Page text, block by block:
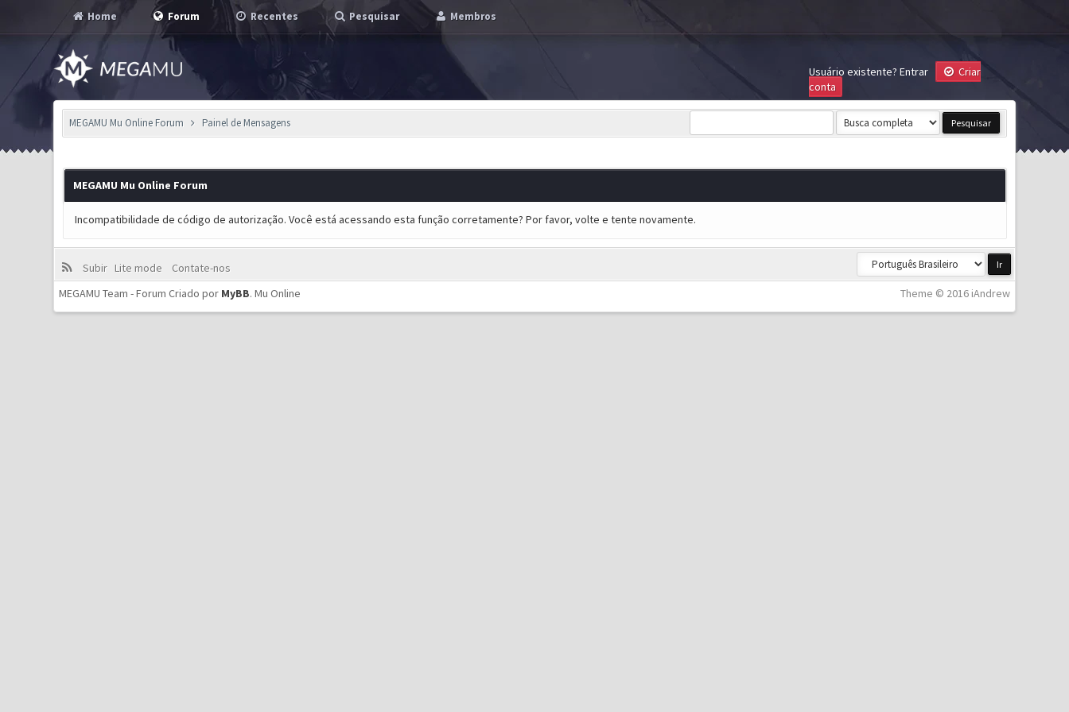
Home Forum Recentes Pesquisar Membros
Usuário existente? Entrar
Criar
conta
MEGAMU Mu Online Forum Painel de Mensagens
MEGAMU Mu Online Forum
Incompatibilidade de código de autorização. Você está acessando esta função corretamente? Por favor, volte e tente novamente.
Subir Lite mode
Contate-nos
Theme © 2016 iAndrew
MEGAMU Team - Forum Criado por MyBB.Mu Online